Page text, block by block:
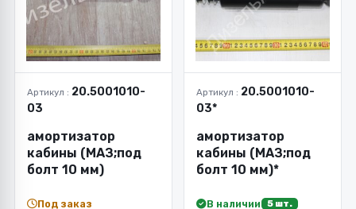
Артикул : 20.5001010-
03
амортизатор
кабины (МАЗ;под
болт 10 мм)
Под заказ
Артикул : 20.5001010-
03*
амортизатор
кабины (МАЗ;под
болт 10 мм)*
В наличии 5 шт.